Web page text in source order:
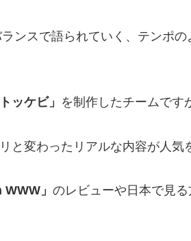
ンスで語られていく、テンポ
トッケビ」 を制作したチームです
と変わったリアルな内容が人気
」 のレビューや日本で見